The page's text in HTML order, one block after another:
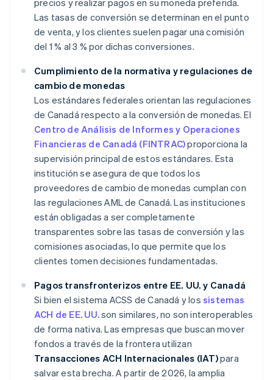
precios y realizar pagos en su moneda preferida.
Las tasas de conversión se determinan en el punto
de venta, y los clientes suelen pagar una comisión
del 1 % al 3 % por dichas conversiones.
Cumplimiento de la normativa y regulaciones de
cambio de monedas
Los estándares federales orientan las regulaciones
de Canadá respecto a la conversión de monedas. El
Centro de Análisis de Informes y Operaciones
Financieras de Canadá (FINTRAC)proporciona la
supervisión principal de estos estándares. Esta
institución se asegura de que todos los
proveedores de cambio de monedas cumplan con
las regulaciones AML de Canadá. Las instituciones
están obligadas a ser completamente
transparentes sobre las tasas de conversión y las
comisiones asociadas, lo que permite que los
clientes tomen decisiones fundamentadas.
Pagos transfronterizos entre EE. UU. y Canadá
Si bien el sistema ACSS de Canadá y los sistemas
ACH de EE. UU.son similares, no son interoperables
de forma nativa. Las empresas que buscan mover
fondos a través de la frontera utilizan
Transacciones ACH Internacionales (IAT)para
salvar esta brecha. A partir de 2026, la amplia